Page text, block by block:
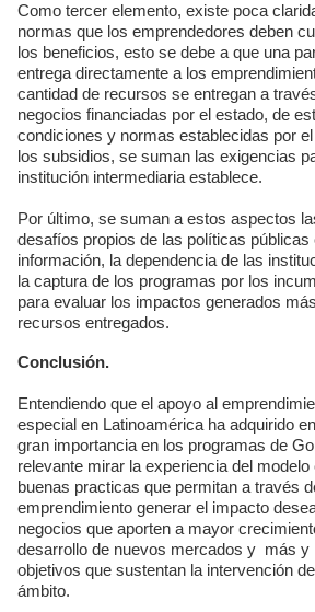
Como tercer elemento, existe poca
normas que los emprendedores deben
los beneficios, esto se debe a que una
entrega directamente a los
cantidad de recursos se entregan a
negocios financiadas por el estado, de
condiciones y normas establecidas por
los subsidios, se suman las exigencias
institución intermediaria establece.
Por último, se suman a estos aspectos
desafíos propios de las políticas
información, la dependencia de las
la captura de los programas por los
para evaluar los impactos generados
recursos entregados.
Conclusión.
Entendiendo que el apoyo al
especial en Latinoamérica ha adquirido
gran importancia en los programas de
relevante mirar la experiencia del
buenas practicas que permitan a través
emprendimiento generar el impacto
negocios que aporten a mayor
desarrollo de nuevos mercados y más y
objetivos que sustentan la intervención
ámbito.